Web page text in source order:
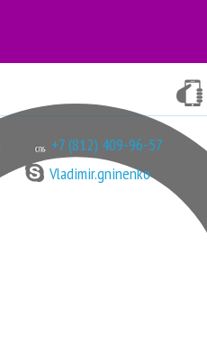
+7 (812) 409-96-57
Vladimir.gninenko